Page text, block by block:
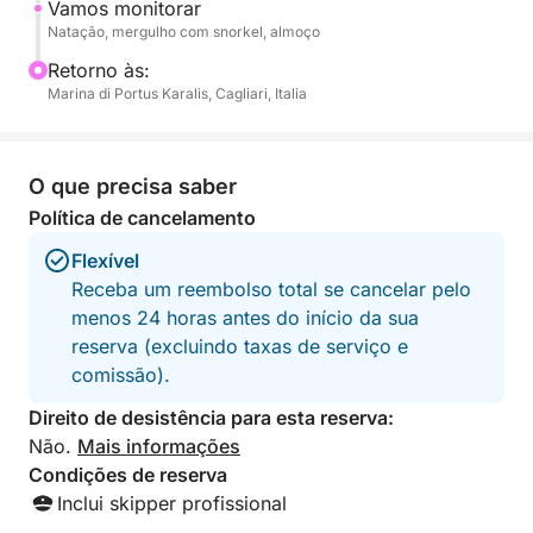
escondidas da região, e absorva a magia desta baía
tranquila.
Após o mergulho, desfrute de um almoço sardo
tradicionais e café. Relaxe no convés, sinta o vento
nas velas e deixe-se levar pelo ritmo do mar.
À tarde, navegue de volta ao Porto de Cagliari,
rodeado por vistas deslumbrantes e memórias
inesquecíveis de um dia perfeito no mar.
Vamos monitorar
Natação, mergulho com snorkel, almoço
Retorno às:
Marina di Portus Karalis, Cagliari, Italia
O que precisa saber
Política de cancelamento
Flexível
Receba um reembolso total se cancelar pelo
menos 24 horas antes do início da sua
reserva (excluindo taxas de serviço e
comissão).
Direito de desistência para esta reserva:
Não. Mais informações
Condições de reserva
Inclui skipper profissional